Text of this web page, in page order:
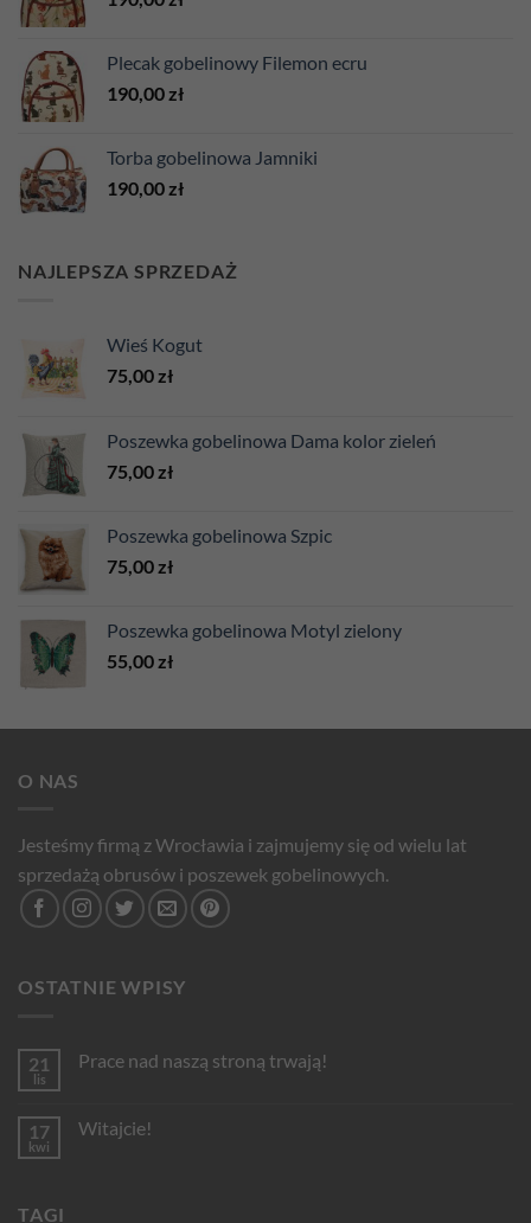
Plecak gobelinowy Filemon ecru
190,00 zł
Torba gobelinowa Jamniki
190,00 zł
NAJLEPSZA SPRZEDAŻ
Wieś Kogut
75,00 zł
Poszewka gobelinowa Dama kolor zieleń
75,00 zł
Poszewka gobelinowa Szpic
75,00 zł
Poszewka gobelinowa Motyl zielony
55,00 zł
O NAS
Jesteśmy firmą z Wrocławia i zajmujemy się od wielu lat
sprzedażą obrusów i poszewek gobelinowych.
OSTATNIE WPISY
21
lis
Prace nad naszą stroną trwają!
Prace
17
kwi
Witajcie!
TAGI